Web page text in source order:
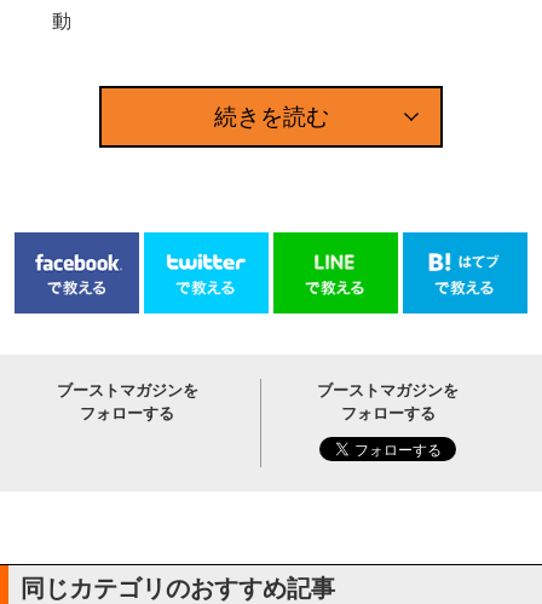
動
続きを読む
ブーストマガジンを
フォローする
ブーストマガジンを
フォローする
同じカテゴリのおすすめ記事